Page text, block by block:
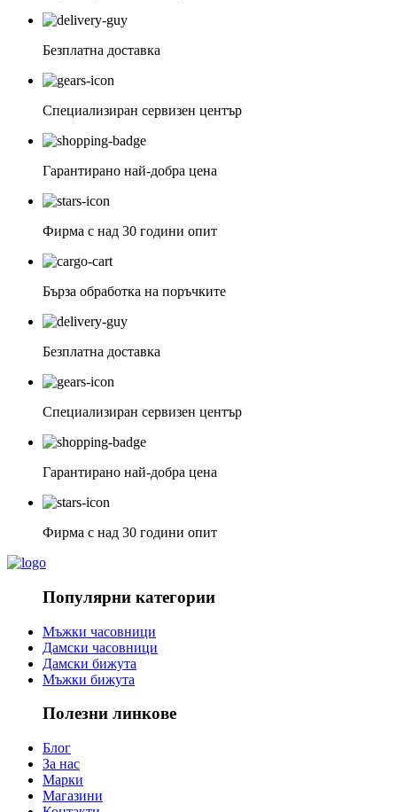
Безплатна доставка
Специализиран сервизен център
Гарантирано най-добра цена
Фирма с над 30 години опит
Бърза обработка на поръчките
Безплатна доставка
Специализиран сервизен център
Гарантирано най-добра цена
Фирма с над 30 години опит
Популярни категории
Мъжки часовници
Дамски часовници
Дамски бижута
Мъжки бижута
Полезни линкове
Блог
За нас
Марки
Магазини